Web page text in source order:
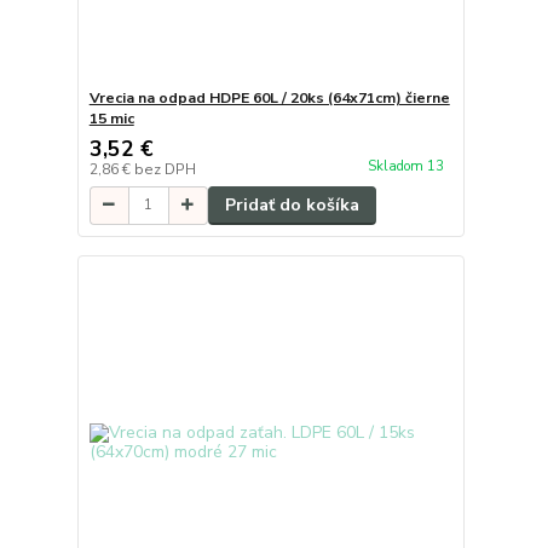
Vrecia na odpad HDPE 60L / 20ks (64x71cm) čierne
15 mic
3,52 €
2,86 € bez DPH Skladom 13
Pridať do košíka